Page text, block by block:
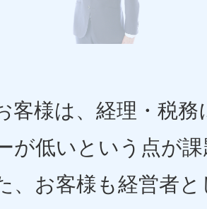
客様は、経理・税務
が低いという点が
、お客様も経営者